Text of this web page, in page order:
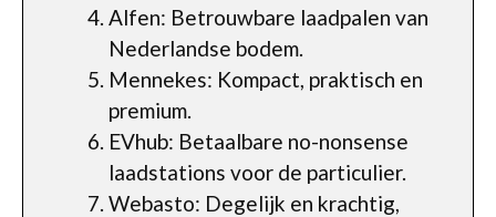
Alfen: Betrouwbare laadpalen van
Nederlandse bodem.
Mennekes: Kompact, praktisch en
premium.
EVhub: Betaalbare no-nonsense
laadstations voor de particulier.
Webasto: Degelijk en krachtig,